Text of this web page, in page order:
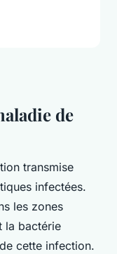
de
transmise
infectées.
les zones
la bactérie
cette infection.